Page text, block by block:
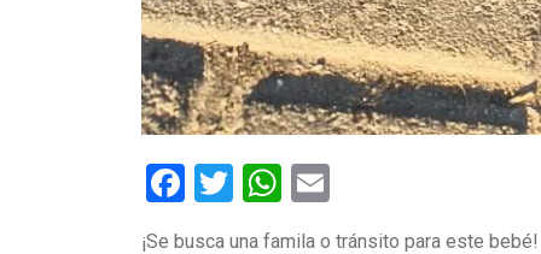
Facebook
TwitterWhatsApp
¡Se busca una famila o tránsito para este